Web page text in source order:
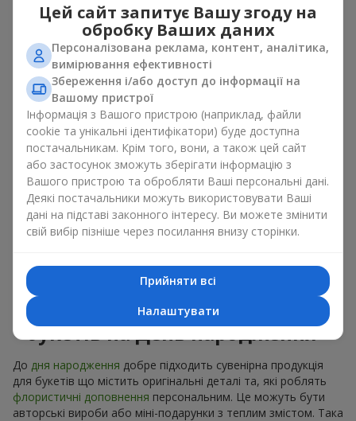
Для яскравих є сенс використати більш сміливі додаткові
акценти, як вишуканіцукеркичи дорогі сувеніри.
Сувенірна продукція для букетів повинна вибиратись,
враховуючи й привід, і людину, якій адресований подарунок.
Якщо сумніваєтесь, яка сувенірна продукція для букетів вам
потрібна — обирайте універсальні маленькі приємності,
широкий вибір яких знайдеться у нашому каталозі.
Сувеніри до букетів на різні свята
Свято задає настрій, а сувенірна продукція для букетів його
підкреслює. Саме тому сувеніри для квітів часто обирають з
урахуванням дати та події. В нашому асортименті
знайдеться сувенірна продукція для букетів, що підійде до
бюджет.
Сувенірна продукція до
букетів на День народження
До дня народження добре підходить сувенірна продукція
для букетів що містить оригінальні деталі та, які роблять
флористичні доповнення персональним. Це можуть бути
авторські вироби або міні-подарунки з теплим змістом. Така
Цей сайт запитує Вашу згоду на
обробку Ваших даних
Персоналізована реклама, контент, аналітика,
вимірювання ефективності
Збереження і/або доступ до інформації на
Вашому пристрої
Інформація з Вашого пристрою (наприклад, файли
cookie та унікальні ідентифікатори) буде доступна
постачальникам. Крім того, вони, а також цей сайт
або застосунок зможуть зберігати інформацію з
Вашого пристрою та обробляти Ваші персональні дані.
Деякі постачальники можуть використовувати Ваші
дані на підставі законного інтересу. Ви можете змінити
свій вибір пізніше через посилання внизу сторінки.
Прийняти всі
Налаштувати